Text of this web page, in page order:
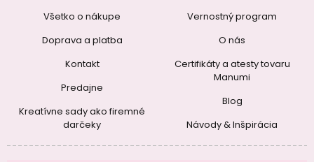
Všetko o nákupe
Doprava a platba
Kontakt
Predajne
Kreatívne sady ako firemné
darčeky
Vernostný program
O nás
Certifikáty a atesty tovaru
Manumi
Blog
Návody & Inšpirácia